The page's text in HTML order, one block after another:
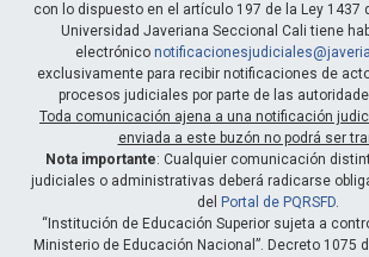
con lo dispuesto en el artículo 197 de la Ley 1437
Universidad Javeriana Seccional Cali tiene
electrónico
exclusivamente para recibir notificaciones de
procesos judiciales por parte de las
Toda comunicación ajena a una notificación
enviada a este buzón no podrá ser
Nota importante: Cualquier comunicación
judiciales o administrativas deberá radicarse
del Portal de PQRSFD.
“Institución de Educación Superior sujeta a
Ministerio de Educación Nacional”. Decreto 1075